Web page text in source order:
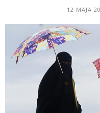
12 MAJA